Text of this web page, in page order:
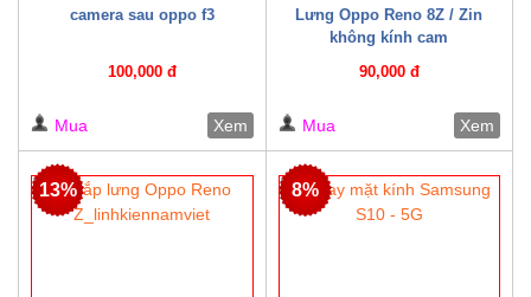
camera sau oppo f3
100,000 đ
Mua Xem
Lưng Oppo Reno 8Z / Zin
không kính cam
90,000 đ
Mua Xem
13% 8%